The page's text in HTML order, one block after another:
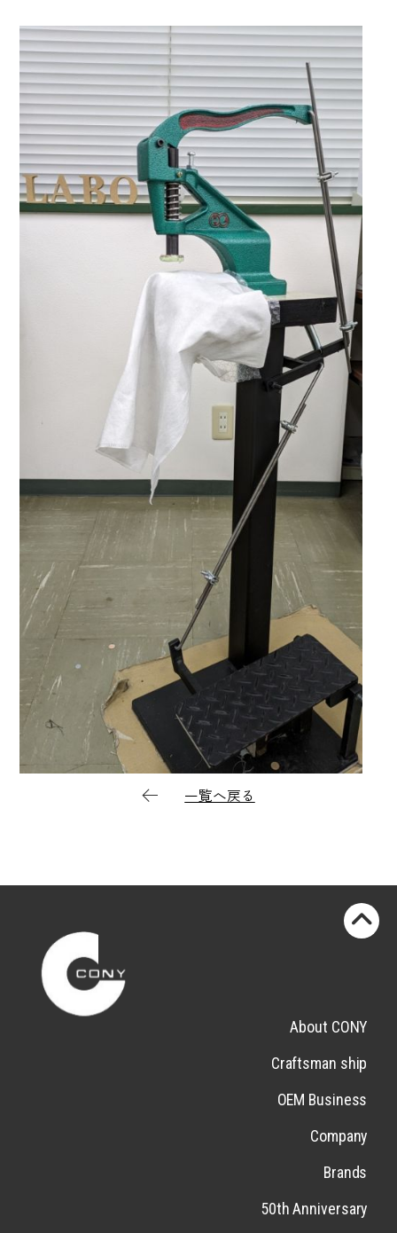
一覧へ戻る
About CONY
Craftsman ship
OEM Business
Company
Brands
50th Anniversary